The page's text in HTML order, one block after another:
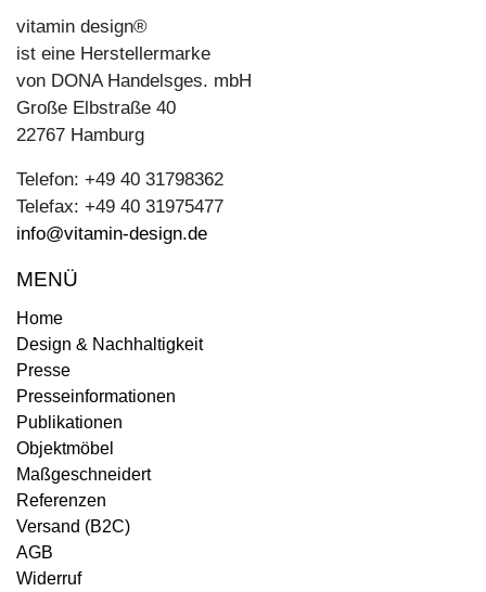
vitamin design®
ist eine Herstellermarke
von DONA Handelsges. mbH
Große Elbstraße 40
22767 Hamburg
Telefon: +49 40 31798362
Telefax: +49 40 31975477
info@vitamin-design.de
MENÜ
Home
Design & Nachhaltigkeit
Presse
Presseinformationen
Publikationen
Objektmöbel
Maßgeschneidert
Referenzen
Versand (B2C)
AGB
Widerruf